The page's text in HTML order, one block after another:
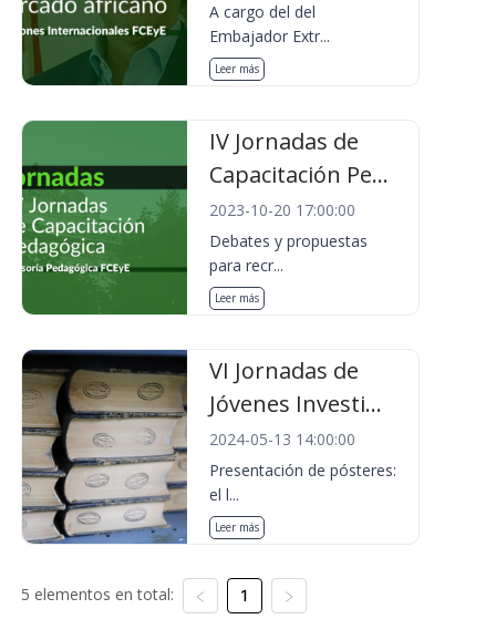
A cargo del del
Embajador Extr...
Leer más
IV Jornadas de
Capacitación Pe...
2023-10-20 17:00:00
Debates y propuestas
para recr...
Leer más
VI Jornadas de
Jóvenes Investi...
2024-05-13 14:00:00
Presentación de pósteres:
el l...
Leer más
5 elementos en total: 1